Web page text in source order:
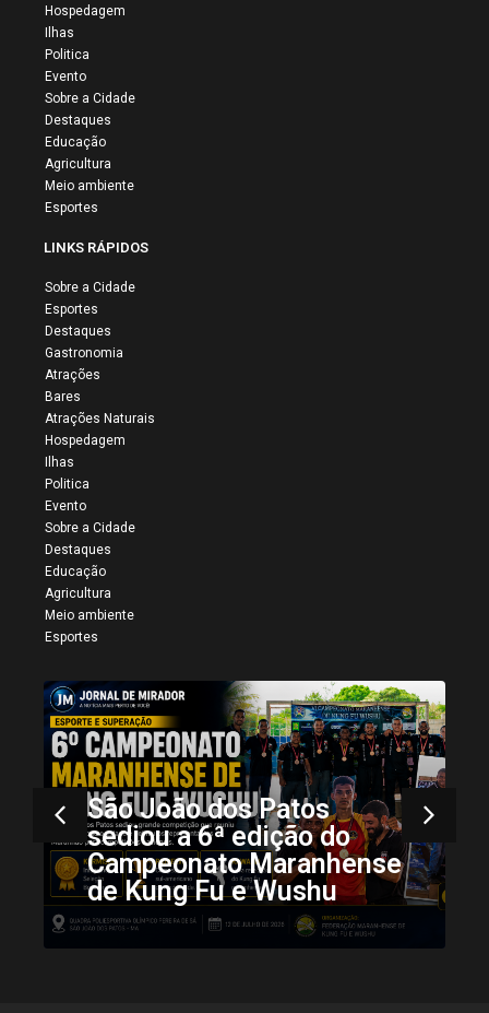
Hospedagem
Ilhas
Politica
Evento
Sobre a Cidade
Destaques
Educação
Agricultura
Meio ambiente
Esportes
LINKS RÁPIDOS
Sobre a Cidade
Esportes
Destaques
Gastronomia
Atrações
Bares
Atrações Naturais
Hospedagem
Ilhas
Politica
Evento
Sobre a Cidade
Destaques
Educação
Agricultura
Meio ambiente
Esportes
Mais registros da 34ª
Vaquejada de Colinas